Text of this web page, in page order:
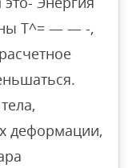
T^= — — -,
деформации,